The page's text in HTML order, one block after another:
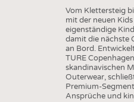
ADRESSEN & LINKS
PUBLIKATIONEN
Vom Klettersteig
mit der neuen
eigenständige
damit die nächste
an Bord.
TURE
skandinavischen
Outerwear,
Premium-
Ansprüche und